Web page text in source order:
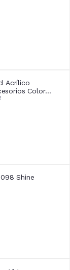
Acrílico
Color
Shine